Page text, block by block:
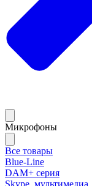
Микрофоны
Все товары
Blue-Line
DAM+ серия